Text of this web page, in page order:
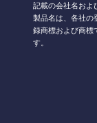
記載の会社名およ
製品名は、各社の
録商標および商標
す。